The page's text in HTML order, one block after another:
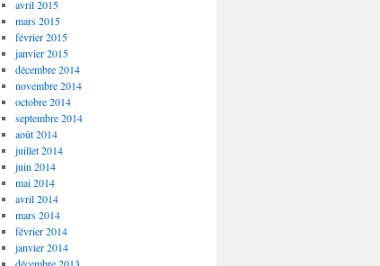
avril 2015
mars 2015
février 2015
janvier 2015
décembre 2014
novembre 2014
octobre 2014
septembre 2014
août 2014
juillet 2014
juin 2014
mai 2014
avril 2014
mars 2014
février 2014
janvier 2014